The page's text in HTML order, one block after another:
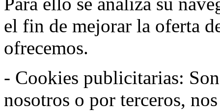
el fin de mejorar la oferta
ofrecemos.
- Cookies publicitarias:
nosotros o por terceros,